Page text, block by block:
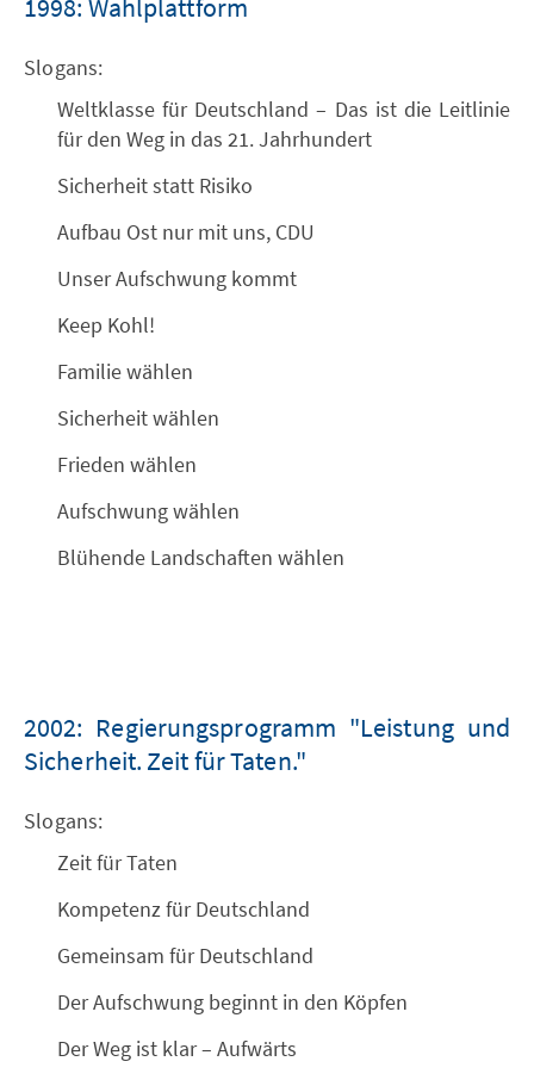
1998: Wahlplattform
Slogans:
Weltklasse für Deutschland – Das ist die Leitlinie
für den Weg in das 21. Jahrhundert
Sicherheit statt Risiko
Aufbau Ost nur mit uns, CDU
Unser Aufschwung kommt
Keep Kohl!
Familie wählen
Sicherheit wählen
Frieden wählen
Aufschwung wählen
Blühende Landschaften wählen
2002: Regierungsprogramm "Leistung und
Sicherheit. Zeit für Taten."
Slogans:
Zeit für Taten
Kompetenz für Deutschland
Gemeinsam für Deutschland
Der Aufschwung beginnt in den Köpfen
Der Weg ist klar – Aufwärts